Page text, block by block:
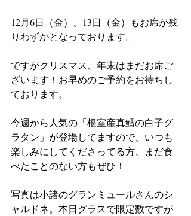
12月6日（金）、13日（金）もお席が残
りわずかとなっております。
ですがクリスマス、年末はまだお席ご
ざいます！お早めのご予約をお待ちし
ております。
今週から人気の「根室産真鱈の白子グ
ラタン」が登場してますので、いつも
楽しみにしてくださってる方、まだ食
べたことのない方もぜひ！
写真は小諸のグランミュールさんのシ
ャルドネ。本日グラスで限定数ですが